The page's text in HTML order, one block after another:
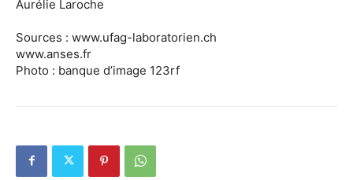
Aurélie Laroche
Sources : www.ufag-laboratorien.ch
www.anses.fr
Photo : banque d’image 123rf